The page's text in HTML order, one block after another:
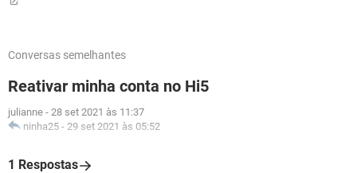
Conversas semelhantes
Reativar minha conta no Hi5
julianne - 28 set 2021 às 11:37
ninha25 - 29 set 2021 às 05:52
1 Respostas